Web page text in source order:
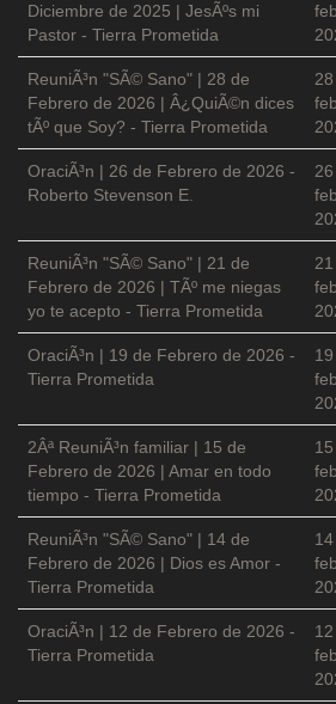
Diciembre de 2025 | JesÃºs mi
Pastor - Tierra Prometida
ReuniÃ³n "SÃ© Sano" | 28 de
Febrero de 2026 | Â¿QuiÃ©n dices
tÃº que Soy? - Tierra Prometida
OraciÃ³n | 26 de Febrero de 2026 -
Roberto Stevenson E.
ReuniÃ³n "SÃ© Sano" | 21 de
Febrero de 2026 | TÃº me niegas
yo te acepto - Tierra Prometida
OraciÃ³n | 19 de Febrero de 2026 -
Tierra Prometida
2Âª ReuniÃ³n familiar | 15 de
Febrero de 2026 | Amar en todo
tiempo - Tierra Prometida
ReuniÃ³n "SÃ© Sano" | 14 de
Febrero de 2026 | Dios es Amor -
Tierra Prometida
OraciÃ³n | 12 de Febrero de 2026 -
Tierra Prometida